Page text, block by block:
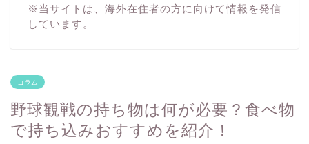
※当サイトは、海外在住者の方に向けて情報を発信
しています。
コラム
野球観戦の持ち物は何が必要？食べ物
で持ち込みおすすめを紹介！